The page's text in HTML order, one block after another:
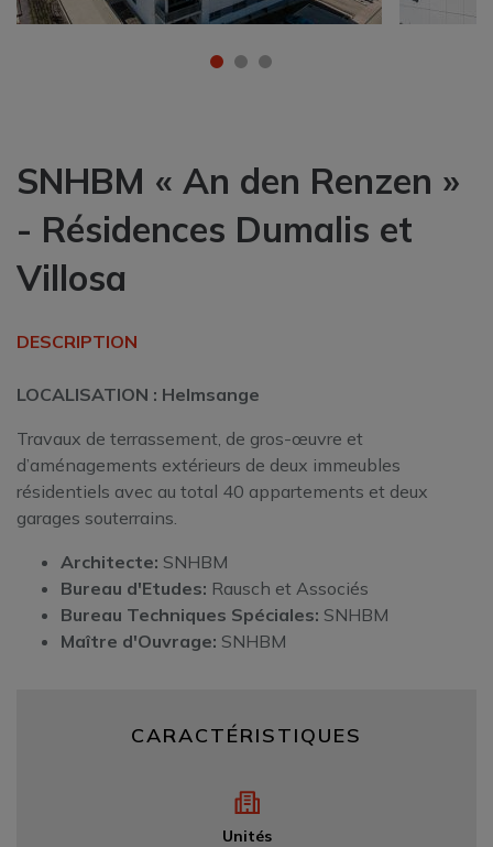
SNHBM « An den Renzen »
- Résidences Dumalis et
Villosa
DESCRIPTION
LOCALISATION : Helmsange
Travaux de terrassement, de gros-œuvre et
d’aménagements extérieurs de deux immeubles
résidentiels avec au total 40 appartements et deux
garages souterrains.
Architecte: SNHBM
Bureau d'Etudes: Rausch et Associés
Bureau Techniques Spéciales: SNHBM
Maître d'Ouvrage: SNHBM
CARACTÉRISTIQUES
Unités